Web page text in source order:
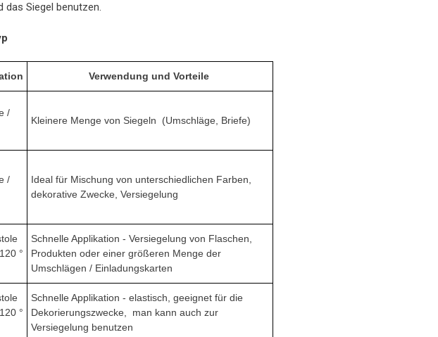
das Siegel benutzen.
Verwendung und Vorteile
/
Kleinere Menge von Siegeln (Umschläge, Briefe)
/
Ideal für Mischung von unterschiedlichen Farben,
dekorative Zwecke, Versiegelung
°
Schnelle Applikation - Versiegelung von Flaschen,
Produkten oder einer größeren Menge der
Umschlägen / Einladungskarten
°
Schnelle Applikation - elastisch, geeignet für die
Dekorierungszwecke, man kann auch zur
Versiegelung benutzen